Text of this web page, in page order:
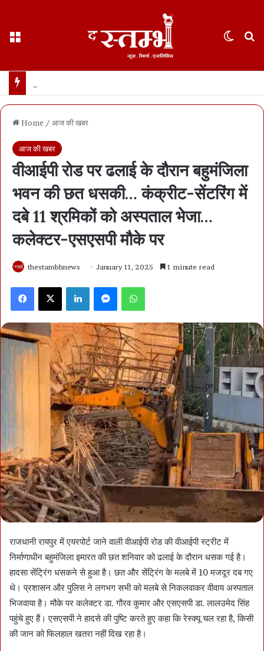
Home / आज की खबर
आज की खबर
वीआईपी रोड पर ढलाई के दौरान बहुमंजिला
भवन की छत धसकी… कंक्रीट-सेंटरिंग में
दबे 11 श्रमिकों को अस्पताल भेजा…
कलेक्टर-एसएसपी मौके पर
thestambhnews January 11, 2025 1 minute read
Facebook X LinkedIn
राजधानी रायपुर में एयरपोर्ट जाने वाली वीआईपी रोड की वीआईपी स्ट्रीट में
निर्माणाधीन बहुमंजिला इमारत की छत शनिवार को ढलाई के दौरान धसक गई है।
हादसा सेंट्रिंग धसकने से हुआ है। छत और सेंट्रिंग के मलबे में 10 मजदूर दब गए
थे। प्रशासन और पुलिस ने लगभग सभी को मलबे से निकलवाकर वीवाय अस्पताल
भिजवाया है। मौके पर कलेक्टर डा. गौरव कुमार और एसएसपी डा. लालउमेद सिंह
पहुंचे हुए हैं। एसएसपी ने हादसे की पुष्टि करते हुए कहा कि रेस्क्यू चल रहा है, किसी
की जान को फिलहाल खतरा नहीं दिख रहा है।